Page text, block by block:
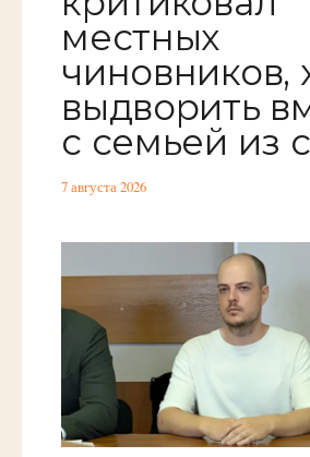
местных
чиновников,
выдворить
с семьей из
7 августа 2026